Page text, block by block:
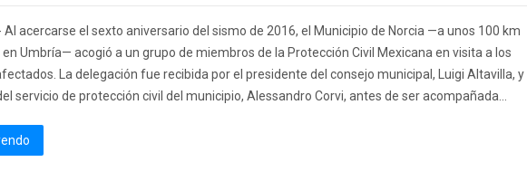
Al acercarse el sexto aniversario del sismo de 2016, el Municipio de Norcia —a unos 100 km
en Umbría— acogió a un grupo de miembros de la Protección Civil Mexicana en visita a los
La delegación fue recibida por el presidente del consejo municipal, Luigi Altavilla, y
servicio de protección civil del municipio, Alessandro Corvi, antes de ser acompañada...